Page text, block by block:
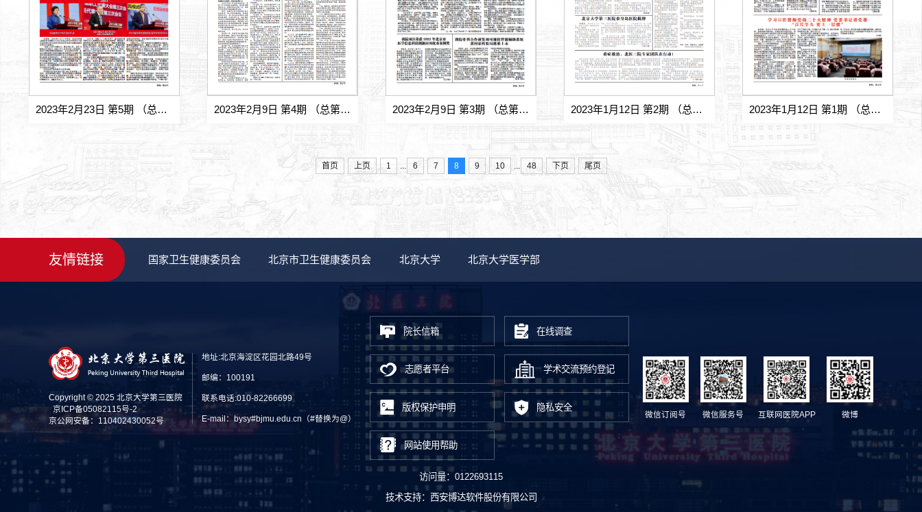
2023年2月23日 第5期 （总第558期) 2023年2月9日 第4期 （总第557期) 2023年2月9日 第3期 （总第556期) 2023年1月12日 第2期 （总第555期) 2023年1月12日 第1期 （总第554期)
首页 上页 1 6 7 8 9 10 48 下页 尾页
友情链接 国家卫生健康委员会 北京市卫生健康委员会 北京大学 北京大学医学部
Copyright © 2025 北京大学第三医院
京ICP备05082115号-2
京公网安备：110402430052号
地址:北京海淀区花园北路49号
邮编：100191
联系电话:010-82266699
E-mail：bysy#bjmu.edu.cn（#替换为@）
院长信箱 在线调查
志愿者平台 学术交流预约登记
版权保护申明 隐私安全
网站使用帮助
微信订阅号 微信服务号 互联网医院APP 微博
访问量： 0122693115
技术支持： 西安博达软件股份有限公司